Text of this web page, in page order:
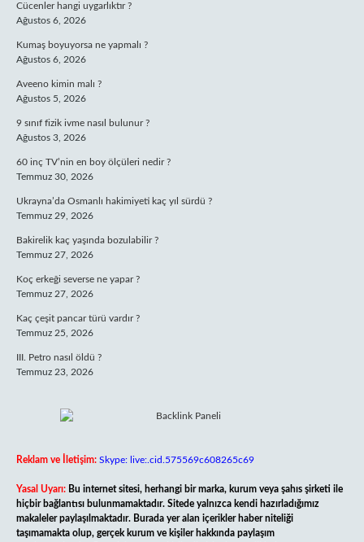
Cücenler hangi uygarlıktır ?
Ağustos 6, 2026
Kumaş boyuyorsa ne yapmalı ?
Ağustos 6, 2026
Aveeno kimin malı ?
Ağustos 5, 2026
9 sınıf fizik ivme nasıl bulunur ?
Ağustos 3, 2026
60 inç TV’nin en boy ölçüleri nedir ?
Temmuz 30, 2026
Ukrayna’da Osmanlı hakimiyeti kaç yıl sürdü ?
Temmuz 29, 2026
Bakirelik kaç yaşında bozulabilir ?
Temmuz 27, 2026
Koç erkeği severse ne yapar ?
Temmuz 27, 2026
Kaç çeşit pancar türü vardır ?
Temmuz 25, 2026
III. Petro nasıl öldü ?
Temmuz 23, 2026
Reklam ve İletişim: Skype: live:.cid.575569c608265c69
Yasal Uyarı: Bu internet sitesi, herhangi bir marka, kurum veya şahıs şirketi ile
hiçbir bağlantısı bulunmamaktadır. Sitede yalnızca kendi hazırladığımız
makaleler paylaşılmaktadır. Burada yer alan içerikler haber niteliği
taşımamakta olup, gerçek kurum ve kişiler hakkında paylaşım